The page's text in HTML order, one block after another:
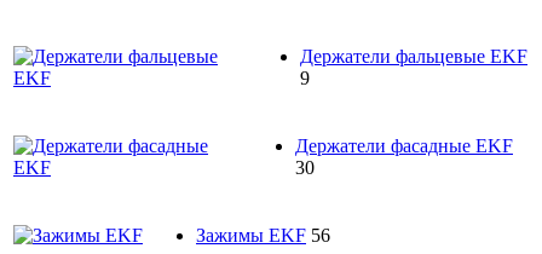
Держатели фальцевые EKF
9
Держатели фасадные EKF
30
Зажимы EKF 56